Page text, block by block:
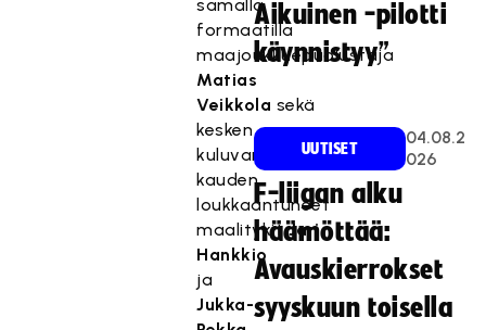
samalla
formaatilla
maajoukkuepuolustaja
Matias
Veikkola sekä
kesken
kuluvan
kauden
loukkaantuneet
maalitykitJari
Hankkio
ja
Jukka-
Aikuinen -pilotti
käynnistyy”
UUTISET
04.08.2
026
F-liigan alku
häämöttää:
Avauskierrokset
syyskuun toisella